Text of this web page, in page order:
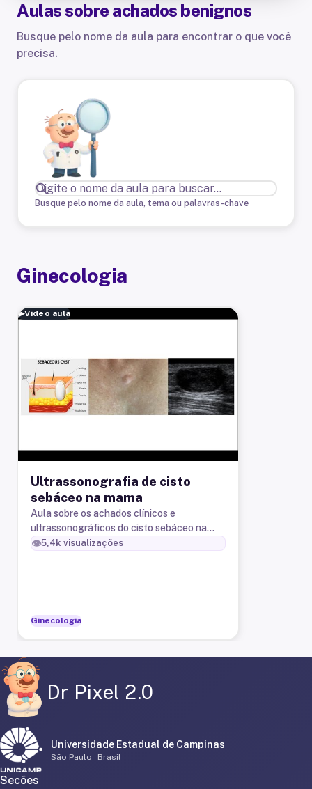
Aulas sobre achados benignos
Busque pelo nome da aula para encontrar o que você
precisa.
Busque pelo nome da aula, tema ou palavras-chave
Ginecologia
▶Vídeo aula
Ultrassonografia de cisto
sebáceo na mama
Aula sobre os achados clínicos e
ultrassonográficos do cisto sebáceo na
mama.
👁️5,4k visualizações
Ginecologia
Dr Pixel 2.0
Universidade Estadual de Campinas
São Paulo - Brasil
Secões